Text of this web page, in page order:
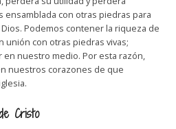
con otras piedras para
Podemos contener la riqueza de
unión con otras piedras vivas;
nuestro medio. Por esta razón,
nuestros corazones de que
Cristo